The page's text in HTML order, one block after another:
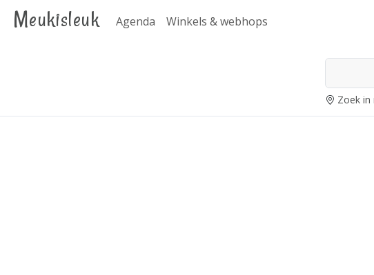
Meukisleuk Agenda Winkels & webhops
Zoek